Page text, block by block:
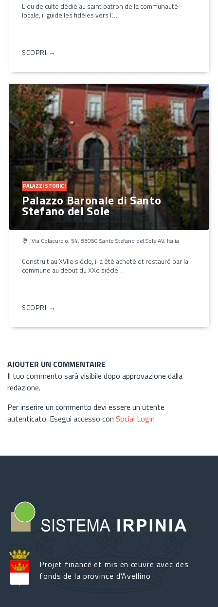
Lieu de culte dédié au saint patron de la communauté
locale, il guide les fidèles vers l'…
SCOPRI →
PALAZZI STORICI
Palazzo Baronale di Santo
Stefano del Sole
Via Colacurcio, 54, 83050 Santo Stefano del Sole AV, Italia
Construit au XVIIe siècle, il a été acheté et restauré par la
commune au début du XXe siècle…
SCOPRI →
AJOUTER UN COMMENTAIRE
Il tuo commento sarà visibile dopo approvazione dalla
redazione.
Per inserire un commento devi essere un utente
autenticato. Esegui accesso con Social Login
Projet financé et mis en œuvre avec des
fonds de la province d'Avellino